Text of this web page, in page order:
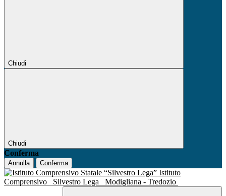
Chiudi
Chiudi
Conferma
Annulla Conferma
Istituto
Comprensivo
Silvestro Lega Modigliana - Tredozio